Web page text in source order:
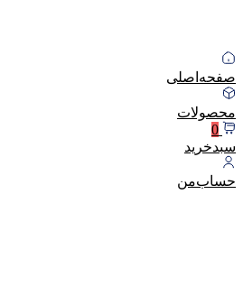
صفحه‌اصلی
محصولات
0
سبد‌خرید
حساب‌من